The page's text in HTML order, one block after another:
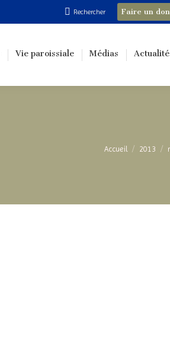
Recherche
:
Rechercher Faire un don
Vie paroissiale Médias
Vous êtes ici :
Accueil 2013